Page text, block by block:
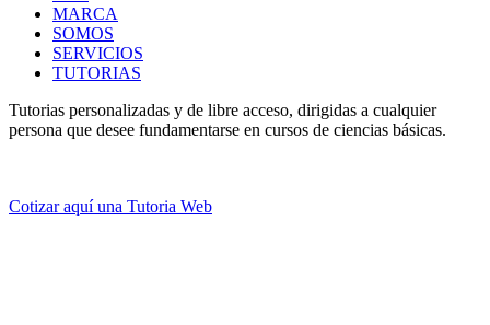
MARCA
SOMOS
SERVICIOS
TUTORIAS
Tutorias personalizadas y de libre acceso, dirigidas a cualquier
persona que desee fundamentarse en cursos de ciencias básicas.
Cotizar aquí una Tutoria Web